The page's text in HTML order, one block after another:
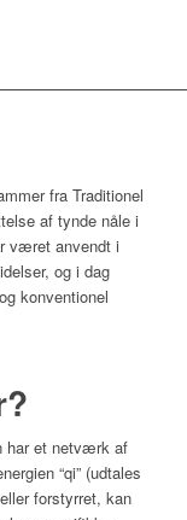
fra Traditionel
af tynde nåle i
været anvendt i
og i dag
konventionel
har et netværk af
“qi” (udtales
forstyrret, kan